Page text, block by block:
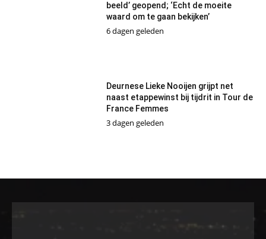
beeld’ geopend; ‘Echt de moeite
waard om te gaan bekijken’
6 dagen geleden
Deurnese Lieke Nooijen grijpt net
naast etappewinst bij tijdrit in Tour de
France Femmes
3 dagen geleden